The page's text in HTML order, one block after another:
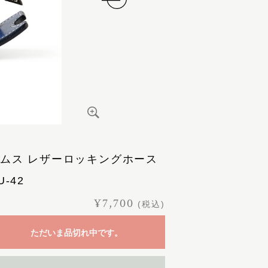
ス レザーロッキングホース
42
¥7,700 (税込)
ただいま品切れ中です。